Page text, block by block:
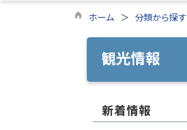
ホーム 分類から探す
観光情報
新着情報